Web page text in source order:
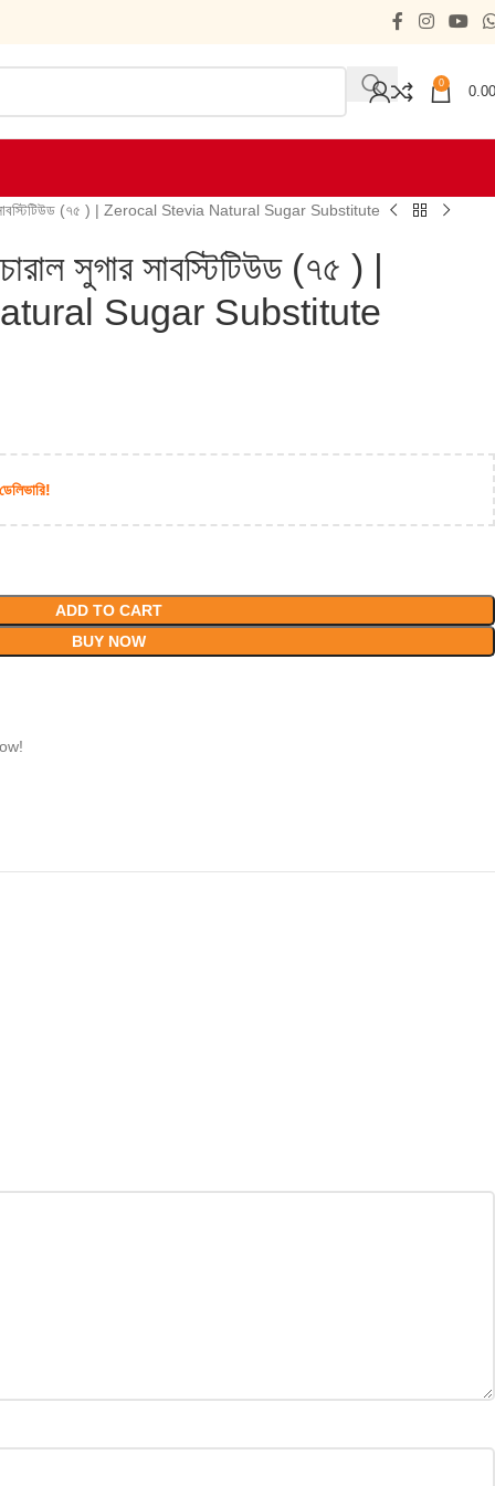
0
0.00
সাবস্টিটিউড (৭৫ ) | Zerocal Stevia Natural Sugar Substitute
সুগার সাবস্টিটিউড (৭৫ ) |
Sugar Substitute
ADD TO CART
BUY NOW